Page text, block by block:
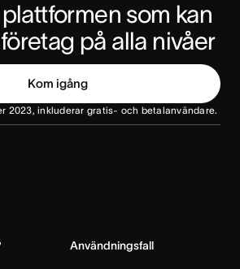
som kan
på alla nivåer
Kom igång
2023, inkluderar gratis- och betalanvändare.
Användningsfall